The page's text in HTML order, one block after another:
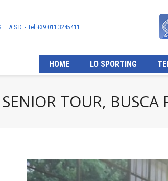
– A.S.D. - Tel +39.011.3245411
HOME LO SPORTING
TOUR, BUSCA